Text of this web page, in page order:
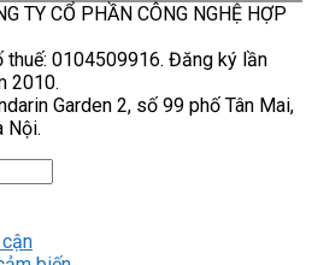
TY CỔ PHẦN CÔNG NGHỆ HỢP
0104509916. Đăng ký lần
2010.
Garden 2, số 99 phố Tân Mai,
Nội.